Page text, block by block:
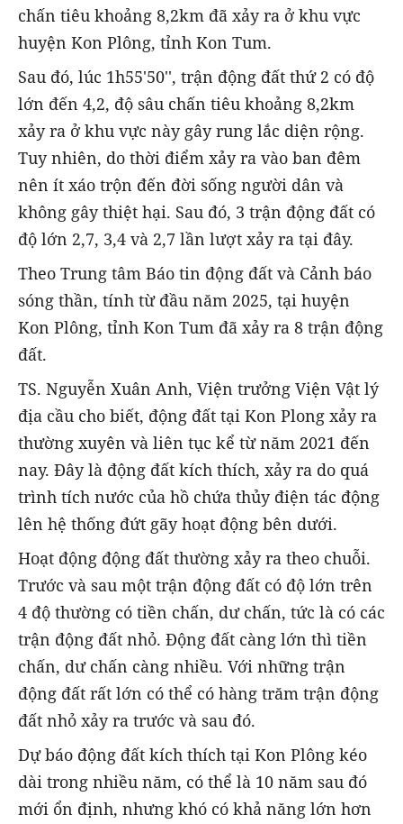
chấn tiêu khoảng 8,2km đã xảy ra ở khu vực
huyện Kon Plông, tỉnh Kon Tum.
Sau đó, lúc 1h55'50'', trận động đất thứ 2 có độ
lớn đến 4,2, độ sâu chấn tiêu khoảng 8,2km
xảy ra ở khu vực này gây rung lắc diện rộng.
Tuy nhiên, do thời điểm xảy ra vào ban đêm
nên ít xáo trộn đến đời sống người dân và
không gây thiệt hại. Sau đó, 3 trận động đất có
độ lớn 2,7, 3,4 và 2,7 lần lượt xảy ra tại đây.
Theo Trung tâm Báo tin động đất và Cảnh báo
sóng thần, tính từ đầu năm 2025, tại huyện
Kon Plông, tỉnh Kon Tum đã xảy ra 8 trận động
đất.
TS. Nguyễn Xuân Anh, Viện trưởng Viện Vật lý
địa cầu cho biết, động đất tại Kon Plong xảy ra
thường xuyên và liên tục kể từ năm 2021 đến
nay. Đây là động đất kích thích, xảy ra do quá
trình tích nước của hồ chứa thủy điện tác động
lên hệ thống đứt gãy hoạt động bên dưới.
Hoạt động động đất thường xảy ra theo chuỗi.
Trước và sau một trận động đất có độ lớn trên
4 độ thường có tiền chấn, dư chấn, tức là có các
trận động đất nhỏ. Động đất càng lớn thì tiền
chấn, dư chấn càng nhiều. Với những trận
động đất rất lớn có thể có hàng trăm trận động
đất nhỏ xảy ra trước và sau đó.
Dự báo động đất kích thích tại Kon Plông kéo
dài trong nhiều năm, có thể là 10 năm sau đó
mới ổn định, nhưng khó có khả năng lớn hơn